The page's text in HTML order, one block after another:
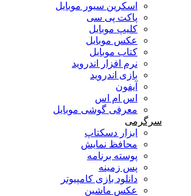
اسکرین سیور موبایل
پاکت پی سی
کلیپ موبایل
عکس موبایل
کتاب موبایل
نرم افزار اندروید
بازی اندروید
آیفون
اس ام اس
معرفی گوشی موبایل
سرگرمی
ابزار دسکتاپ
محافظ نمایش
پوسته برنامه
پس زمینه
دانلود بازی کامپیوتر
عکس ماشین